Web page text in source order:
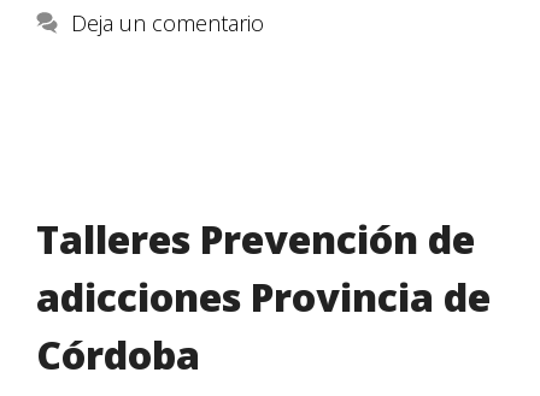
Deja un comentario
Talleres Prevención de
adicciones Provincia de
Córdoba